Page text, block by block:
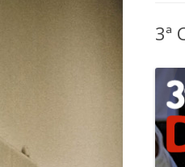
3ª